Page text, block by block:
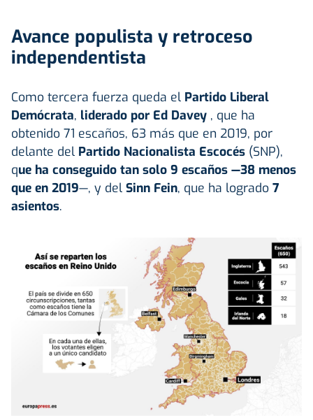
Avance populista y retroceso
independentista
Como tercera fuerza queda el Partido Liberal
Demócrata, liderado por Ed Davey , que ha
obtenido 71 escaños, 63 más que en 2019, por
delante del Partido Nacionalista Escocés (SNP),
que ha conseguido tan solo 9 escaños —38 menos
que en 2019—, y del Sinn Fein, que ha logrado 7
asientos.